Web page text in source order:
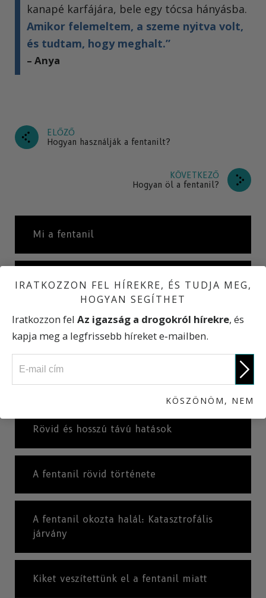
kanapé karfájára, bele egy tócsa hányásba.
Amikor felemeltem, a szeme nyitva volt,
és tudtam, hogy meghalt.”
– Anya
ELŐZŐ
Hogyan használják a fentanilt?
KÖVETKEZŐ
Hogyan öl a fentanil?
Mi a fentanil
Hogyan használják a fentanilt?
Hamis tabletták: Már egyetlen tablettába
is bele lehet halni
Hogyan öl a fentanil?
Rövid és hosszú távú hatások
A fentanil rövid története
A fentanil okozta halál: Katasztrofális
járvány
Kiket veszítettünk el a fentanil miatt
IRATKOZZON FEL HÍREKRE, ÉS TUDJA MEG,
HOGYAN SEGÍTHET
Iratkozzon fel Az igazság a drogokról hírekre, és
kapja meg a legfrissebb híreket e‑mailben.
KÖSZÖNÖM, NEM